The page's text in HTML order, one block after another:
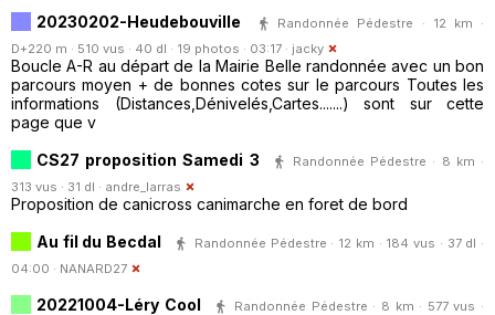
20230202-Heudebouville
Randonnée Pédestre · 12 km ·
D+220 m · 510 vus · 40 dl · 19 photos · 03:17 · jacky
Boucle A-R au départ de la Mairie Belle randonnée avec un bon
parcours moyen + de bonnes cotes sur le parcours Toutes les
informations (Distances,Dénivelés,Cartes.......) sont sur cette
page que v
CS27 proposition Samedi 3
Randonnée Pédestre · 8 km ·
313 vus · 31 dl · andre_larras
Proposition de canicross canimarche en foret de bord
Au fil du Becdal
Randonnée Pédestre · 12 km · 184 vus · 37 dl ·
04:00 · NANARD27
20221004-Léry Cool
Randonnée Pédestre · 8 km · 577 vus ·